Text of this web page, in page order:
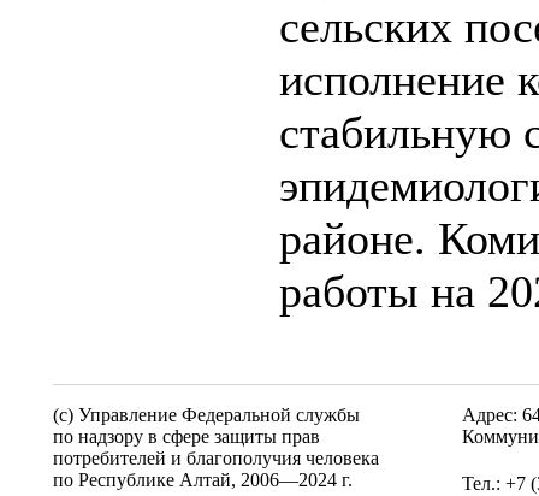
сельских
исполнение
стабильную
районе.
работы на
(c) Управление Федеральной службы
по надзору в сфере защиты прав
потребителей и благополучия человека
по Республике Алтай, 2006—2024 г.
Адрес:
Тел.: +7